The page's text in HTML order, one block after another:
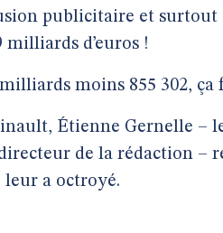
publicitaire et surtout
milliards d’euros !
milliards moins 855 302,
Étienne Gernelle –
de la rédaction –
leur a octroyé.